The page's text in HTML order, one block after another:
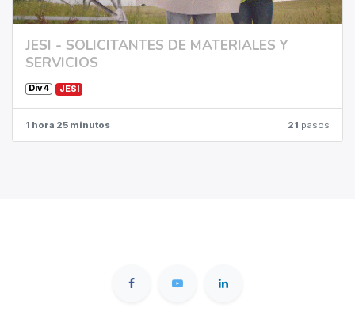
JESI - SOLICITANTES DE MATERIALES Y
SERVICIOS
Div 4 JESI
1 hora 25 minutos 21 pasos